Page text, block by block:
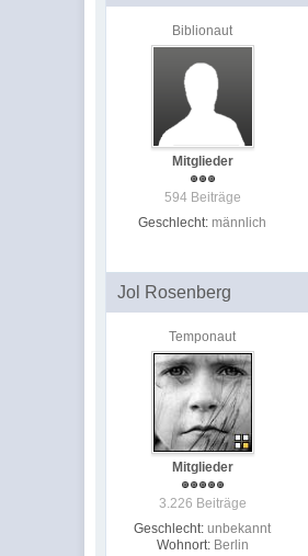
Biblionaut
Mitglieder
594 Beiträge
Geschlecht: männlich
Jol Rosenberg
Temponaut
Mitglieder
3.226 Beiträge
Geschlecht: unbekannt
Wohnort: Berlin